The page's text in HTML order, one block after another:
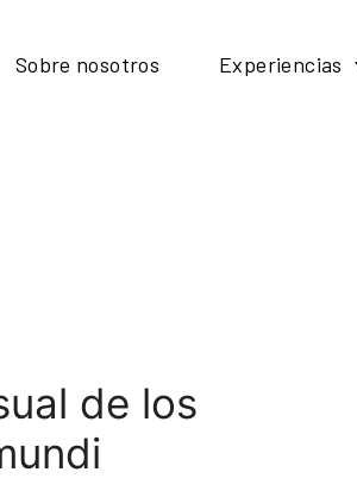
Sobre nosotros Experiencias
de los